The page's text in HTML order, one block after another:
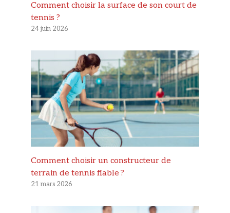
Comment choisir la surface de son court de
tennis ?
24 juin 2026
Comment choisir un constructeur de
terrain de tennis fiable ?
21 mars 2026